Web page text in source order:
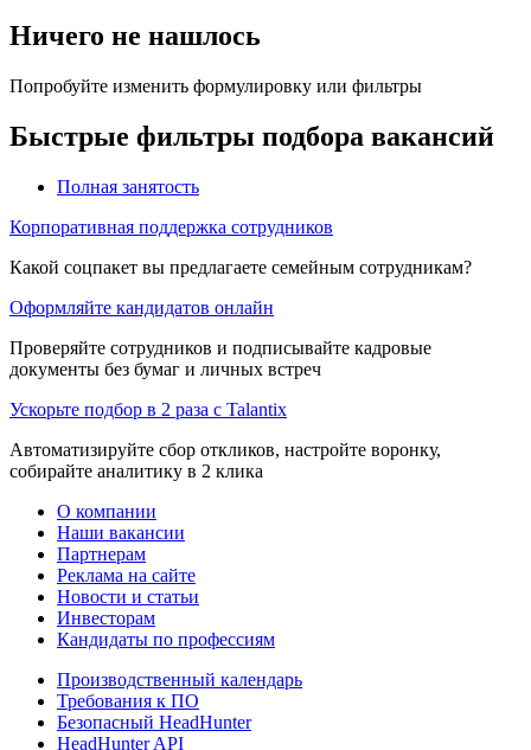
Ничего не нашлось
Попробуйте изменить формулировку или фильтры
Быстрые фильтры подбора вакансий
Полная занятость
Корпоративная поддержка сотрудников
Какой соцпакет вы предлагаете семейным сотрудникам?
Оформляйте кандидатов онлайн
Проверяйте сотрудников и подписывайте кадровые
документы без бумаг и личных встреч
Ускорьте подбор в 2 раза с Talantix
Автоматизируйте сбор откликов, настройте воронку,
собирайте аналитику в 2 клика
О компании
Наши вакансии
Партнерам
Реклама на сайте
Новости и статьи
Инвесторам
Кандидаты по профессиям
Производственный календарь
Требования к ПО
Безопасный HeadHunter
HeadHunter API